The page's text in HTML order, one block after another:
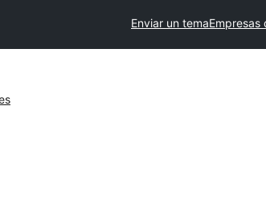
Enviar un temaEmpresas